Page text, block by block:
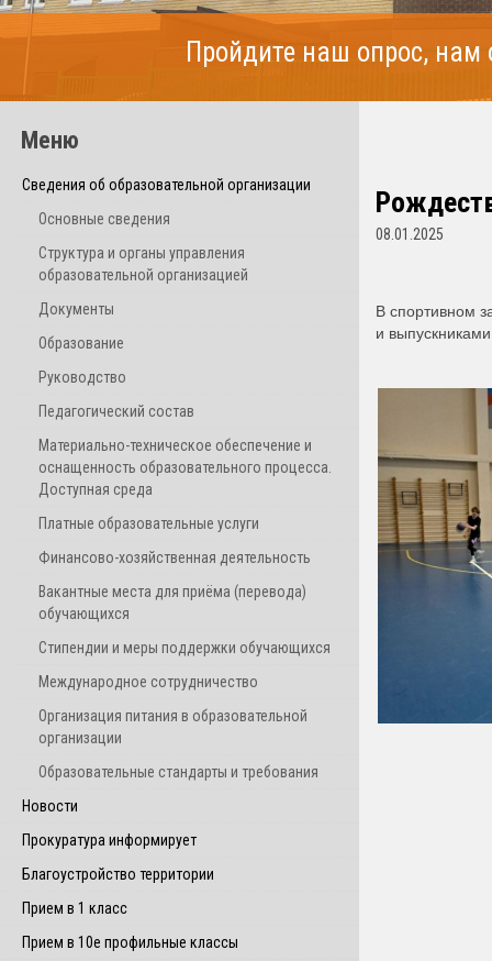
Пройдите наш опрос,
Меню
Сведения об образовательной организации
Основные сведения
Структура и органы управления
образовательной организацией
Документы
Образование
Руководство
Педагогический состав
Материально-техническое обеспечение и
оснащенность образовательного процесса.
Доступная среда
Платные образовательные услуги
Финансово-хозяйственная деятельность
Вакантные места для приёма (перевода)
обучающихся
Стипендии и меры поддержки обучающихся
Международное сотрудничество
Организация питания в образовательной
организации
Образовательные стандарты и требования
Новости
Прокуратура информирует
Благоустройство территории
Прием в 1 класс
Прием в 10е профильные классы
08.01.2025
В спортивном
и